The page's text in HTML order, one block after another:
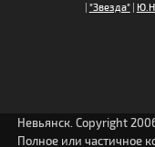
| "Звезда"|
Невьянск. Copyright
Полное или частичное